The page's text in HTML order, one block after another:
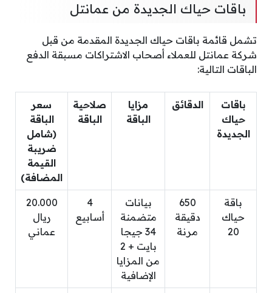
باقات حياك الجديدة من عمانتل
تشمل قائمة باقات حياك الجديدة المقدمة من قبل
شركة عمانتل للعملاء أصحاب الاشتراكات مسبقة الدفع
الباقات التالية:
باقات
حياك
الجديدة
الدقائق
مزايا
الباقة
صلاحية
الباقة
سعر
الباقة
(شامل
ضريبة
القيمة
المضافة)
باقة
حياك
20
650
دقيقة
مرنة
بيانات
متضمنة
34 جيجا
بايت + 2
من المزايا
الإضافية
4
أسابيع
20.000
ريال
عماني